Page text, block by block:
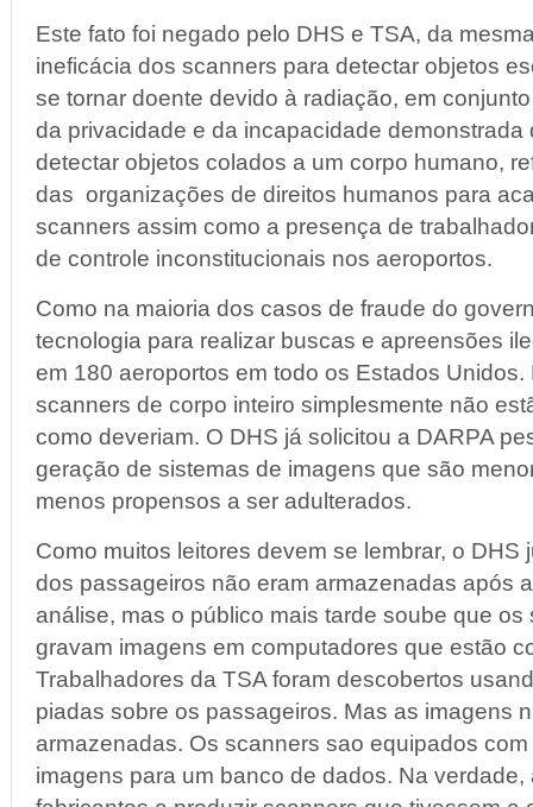
Este fato foi negado pelo DHS e TSA, da
ineficácia dos scanners para detectar objetos
se tornar doente devido à radiação, em
da privacidade e da incapacidade demonstrada
detectar objetos colados a um corpo humano,
das organizações de direitos humanos para
scanners assim como a presença de
de controle inconstitucionais nos aeroportos.
Como na maioria dos casos de fraude do
tecnologia para realizar buscas e apreensões
em 180 aeroportos em todo os Estados
scanners de corpo inteiro simplesmente não
como deveriam. O DHS já solicitou a DARPA
geração de sistemas de imagens que são
menos propensos a ser adulterados.
Como muitos leitores devem se lembrar, o DHS
dos passageiros não eram armazenadas após
análise, mas o público mais tarde soube que os
gravam imagens em computadores que estão
Trabalhadores da TSA foram descobertos
piadas sobre os passageiros. Mas as imagens
armazenadas. Os scanners sao equipados
imagens para um banco de dados. Na verdade,